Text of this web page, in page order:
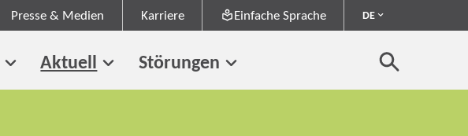
Presse & Medien Karriere Einfache Sprache DE
Aktuell Störungen